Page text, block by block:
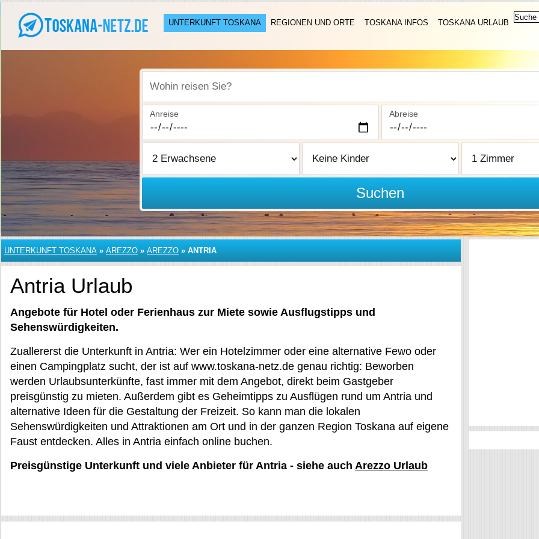
UNTERKUNFT TOSKANA REGIONEN UND ORTE TOSKANA INFOS TOSKANA URLAUB
Wohin reisen Sie?
Anreise Abreise
Suchen
UNTERKUNFT TOSKANA » AREZZO » AREZZO » ANTRIA
Antria Urlaub
Angebote für Hotel oder Ferienhaus zur Miete sowie Ausflugstipps und
Sehenswürdigkeiten.
Zuallererst die Unterkunft in Antria: Wer ein Hotelzimmer oder eine alternative Fewo oder
einen Campingplatz sucht, der ist auf www.toskana-netz.de genau richtig: Beworben
werden Urlaubsunterkünfte, fast immer mit dem Angebot, direkt beim Gastgeber
preisgünstig zu mieten. Außerdem gibt es Geheimtipps zu Ausflügen rund um Antria und
alternative Ideen für die Gestaltung der Freizeit. So kann man die lokalen
Sehenswürdigkeiten und Attraktionen am Ort und in der ganzen Region Toskana auf eigene
Faust entdecken. Alles in Antria einfach online buchen.
Preisgünstige Unterkunft und viele Anbieter für Antria - siehe auch Arezzo Urlaub